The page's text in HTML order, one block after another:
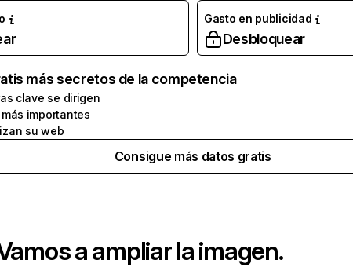
Gasto en publicidad
Desbloquear
más secretos de la competencia
clave se dirigen
importantes
su web
Consigue más datos gratis
a ampliar la imagen.